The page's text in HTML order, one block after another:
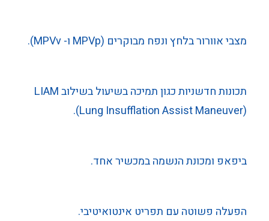
מצבי אוורור בלחץ ונפח מבוקרים (MPVp ו- MPVv).
תכונות חדשניות כגון תמיכה בשיעול בשילוב LIAM
(Lung Insufflation Assist Maneuver).
ביפאפ ומכונת הנשמה במכשיר אחד.
הפעלה פשוטה עם תפריט אינטואיטיבי.